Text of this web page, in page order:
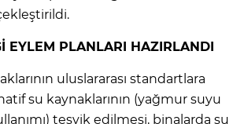
EYLEM PLANLARI HAZIRLANDI
uluslararası standartlara
su kaynaklarının (yağmur suyu
teşvik edilmesi, binalarda su